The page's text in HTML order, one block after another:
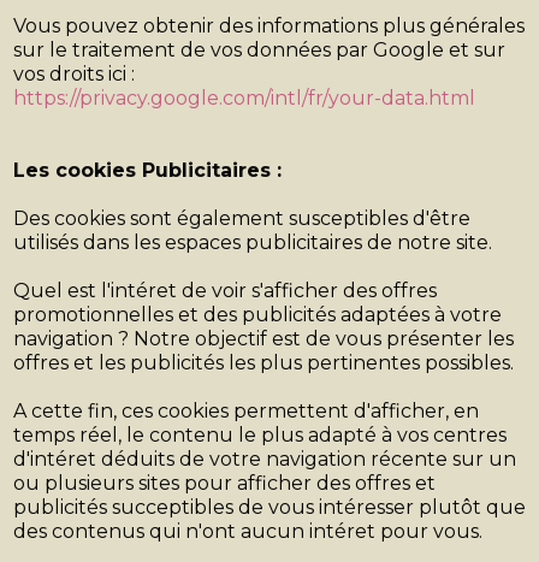
Vous pouvez obtenir des informations plus générales
sur le traitement de vos données par Google et sur
vos droits ici :
https://privacy.google.com/intl/fr/your-data.html
Les cookies Publicitaires :
Des cookies sont également susceptibles d'être
utilisés dans les espaces publicitaires de notre site.
Quel est l'intéret de voir s'afficher des offres
promotionnelles et des publicités adaptées à votre
navigation ? Notre objectif est de vous présenter les
offres et les publicités les plus pertinentes possibles.
A cette fin, ces cookies permettent d'afficher, en
temps réel, le contenu le plus adapté à vos centres
d'intéret déduits de votre navigation récente sur un
ou plusieurs sites pour afficher des offres et
publicités succeptibles de vous intéresser plutôt que
des contenus qui n'ont aucun intéret pour vous.